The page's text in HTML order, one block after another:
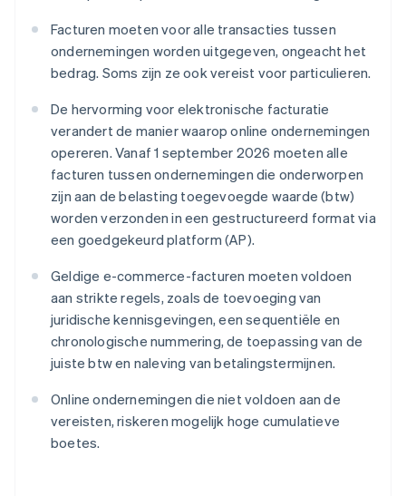
Facturen moeten voor alle transacties tussen
ondernemingen worden uitgegeven, ongeacht het
bedrag. Soms zijn ze ook vereist voor particulieren.
De hervorming voor elektronische facturatie
verandert de manier waarop online ondernemingen
opereren. Vanaf 1 september 2026 moeten alle
facturen tussen ondernemingen die onderworpen
zijn aan de belasting toegevoegde waarde (btw)
worden verzonden in een gestructureerd format via
een goedgekeurd platform (AP).
Geldige e-commerce-facturen moeten voldoen
aan strikte regels, zoals de toevoeging van
juridische kennisgevingen, een sequentiële en
chronologische nummering, de toepassing van de
juiste btw en naleving van betalingstermijnen.
Online ondernemingen die niet voldoen aan de
vereisten, riskeren mogelijk hoge cumulatieve
boetes.